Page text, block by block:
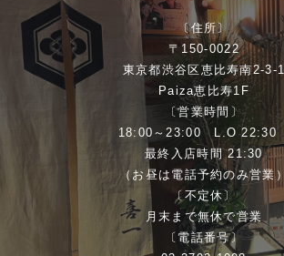
〔住所〕
〒150-0022
東京都渋谷区恵比寿南2-3-1
Paiza恵比寿1F
〔営業時間〕
18:00～23:00 L.O 22:30
最終入店時間 21:30
（お昼は電話予約のみ営業）
〔不定休〕
月末まで無休で営業
〔電話番号〕